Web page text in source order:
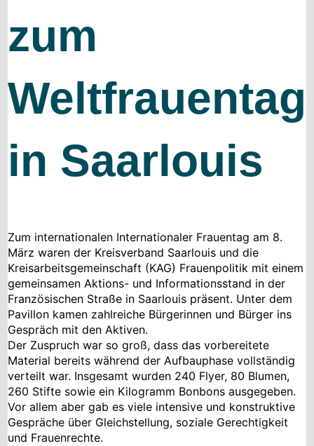
zum
Weltfrauentag
in Saarlouis
Zum internationalen Internationaler Frauentag am 8.
März waren der Kreisverband Saarlouis und die
Kreisarbeitsgemeinschaft (KAG) Frauenpolitik mit einem
gemeinsamen Aktions- und Informationsstand in der
Französischen Straße in Saarlouis präsent. Unter dem
Pavillon kamen zahlreiche Bürgerinnen und Bürger ins
Gespräch mit den Aktiven.
Der Zuspruch war so groß, dass das vorbereitete
Material bereits während der Aufbauphase vollständig
verteilt war. Insgesamt wurden 240 Flyer, 80 Blumen,
260 Stifte sowie ein Kilogramm Bonbons ausgegeben.
Vor allem aber gab es viele intensive und konstruktive
Gespräche über Gleichstellung, soziale Gerechtigkeit
und Frauenrechte.